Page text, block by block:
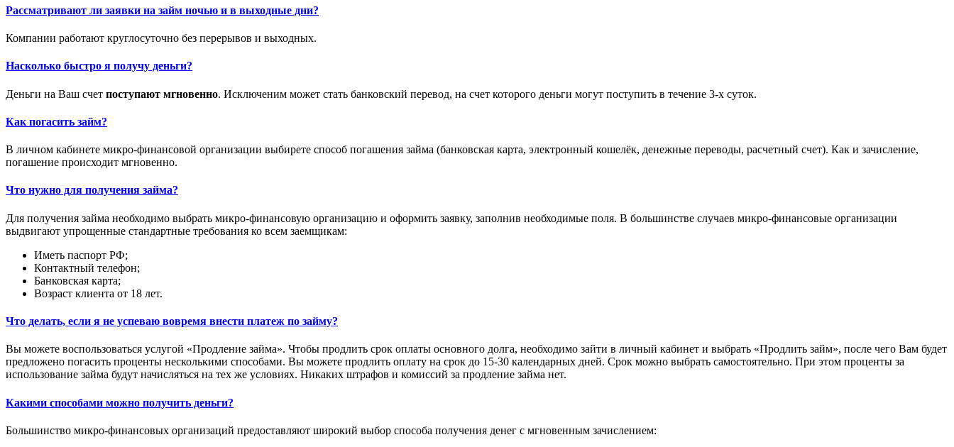
Рассматривают ли заявки на займ ночью и в выходные дни?
Компании работают круглосуточно без перерывов и выходных.
Насколько быстро я получу деньги?
Деньги на Ваш счет поступают мгновенно. Исключеним может стать банковский перевод, на счет которого деньги могут поступить в течение 3-х суток.
Как погасить займ?
В личном кабинете микро-финансовой организации выбирете способ погашения займа (банковская карта, электронный кошелёк, денежные переводы, расчетный счет). Как и зачисление,
погашение происходит мгновенно.
Что нужно для получения займа?
Для получения займа необходимо выбрать микро-финансовую организацию и оформить заявку, заполнив необходимые поля. В большинстве случаев микро-финансовые организации
выдвигают упрощенные стандартные требования ко всем заемщикам:
Иметь паспорт РФ;
Контактный телефон;
Банковская карта;
Возраст клиента от 18 лет.
Что делать, если я не успеваю вовремя внести платеж по займу?
Вы можете воспользоваться услугой «Продление займа». Чтобы продлить срок оплаты основного долга, необходимо зайти в личный кабинет и выбрать «Продлить займ», после чего Вам будет
предложено погасить проценты несколькими способами. Вы можете продлить оплату на срок до 15-30 календарных дней. Срок можно выбрать самостоятельно. При этом проценты за
использование займа будут начисляться на тех же условиях. Никаких штрафов и комиссий за продление займа нет.
Какими способами можно получить деньги?
Большинство микро-финансовых организаций предоставляют широкий выбор способа получения денег с мгновенным зачислением: